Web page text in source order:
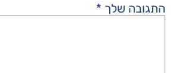
התגובה שלך *